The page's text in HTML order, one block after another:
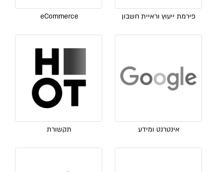
פירמת ייעוץ וראיית חשבון eCommerce
אינטרנט ומידע תקשורת